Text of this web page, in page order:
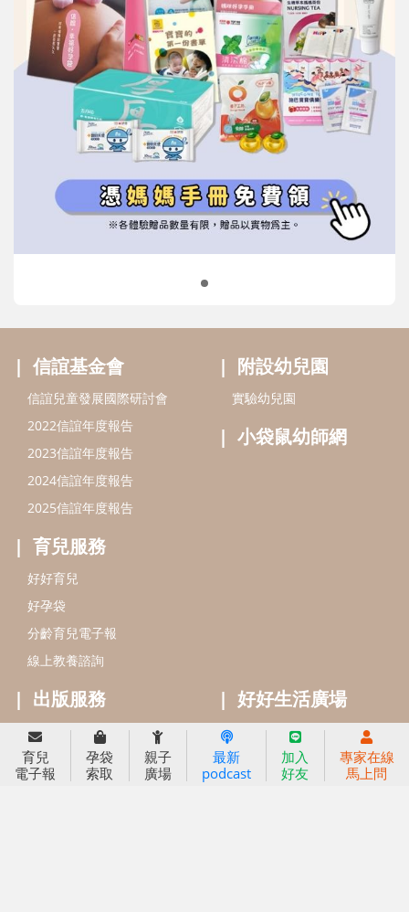
信誼基金會
2022信誼年度報告
2023信誼年度報告
2024信誼年度報告
好孕袋
分齡育兒電子報
線上教養諮詢
附設幼兒園
小袋鼠幼師網
出版服務
信誼基金出版社
閱讀推廣
Bookstart閱讀起步走
信誼幼兒文學獎
信誼兒童動畫獎
小袋鼠說故事劇團
service@hsin-yi.org.tw
信誼好好育兒
小太陽親子館
小太陽親子書房
(02)2396-5305轉2345 (週一～週五 9:00～18:00)
育兒
電子報
孕袋
索取
親子
廣場
最新
podcast
加入
好友
專家在線
馬上問